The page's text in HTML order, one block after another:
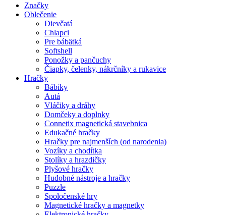
Značky
Oblečenie
Dievčatá
Chlapci
Pre bábätká
Softshell
Ponožky a pančuchy
Čiapky, čelenky, nákrčníky a rukavice
Hračky
Bábiky
Autá
Vláčiky a dráhy
Domčeky a doplnky
Connetix magnetická stavebnica
Edukačné hračky
Hračky pre najmenších (od narodenia)
Vozíky a chodítka
Stolíky a hrazdičky
Plyšové hračky
Hudobné nástroje a hračky
Puzzle
Spoločenské hry
Magnetické hračky a magnetky